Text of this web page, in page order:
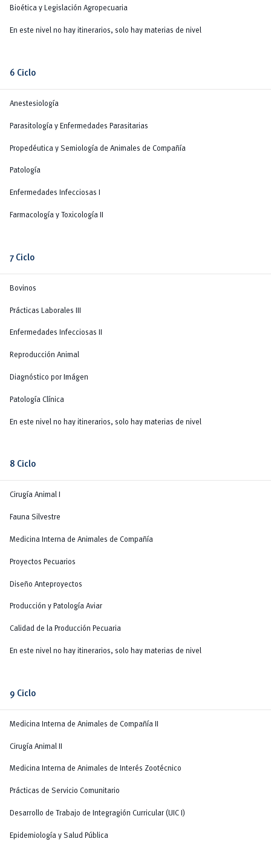
Bioética y Legislación Agropecuaria
En este nivel no hay itinerarios, solo hay materias de nivel
6 Ciclo
Anestesiología
Parasitología y Enfermedades Parasitarias
Propedéutica y Semiología de Animales de Compañía
Patología
Enfermedades Infecciosas I
Farmacología y Toxicología II
7 Ciclo
Bovinos
Prácticas Laborales III
Enfermedades Infecciosas II
Reproducción Animal
Diagnóstico por Imágen
Patología Clínica
En este nivel no hay itinerarios, solo hay materias de nivel
8 Ciclo
Cirugía Animal I
Fauna Silvestre
Medicina Interna de Animales de Compañía
Proyectos Pecuarios
Diseño Anteproyectos
Producción y Patología Aviar
Calidad de la Producción Pecuaria
En este nivel no hay itinerarios, solo hay materias de nivel
9 Ciclo
Medicina Interna de Animales de Compañía II
Cirugía Animal II
Medicina Interna de Animales de Interés Zootécnico
Prácticas de Servicio Comunitario
Desarrollo de Trabajo de Integragión Curricular (UIC I)
Epidemiología y Salud Pública